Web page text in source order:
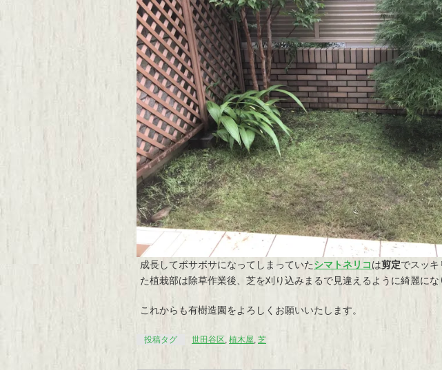
成長してボサボサになってしまっていたシマトネリコは剪定でスッ
た植栽部は除草作業後、芝を刈り込みまるで見違えるように綺麗にな
これからも有樹造園をよろしくお願いいたします。
投稿タグ 世田谷区, 植木屋, 芝